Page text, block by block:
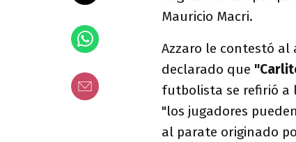
Mauricio Macri.
Azzaro le contestó al
declarado que
futbolista se refirió a
"los jugadores
al parate originado